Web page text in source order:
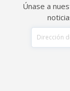
Únase a